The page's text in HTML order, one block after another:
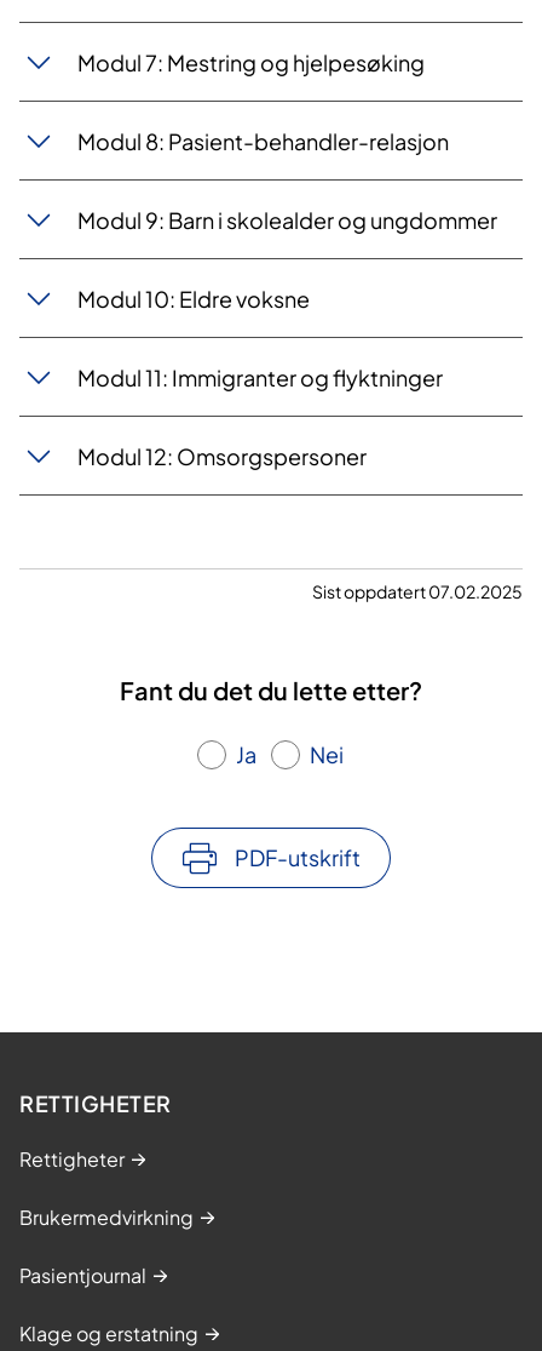
Modul 7: Mestring og hjelpesøking
Modul 8: Pasient-behandler-relasjon
Modul 9: Barn i skolealder og ungdommer
Modul 10: Eldre voksne
Modul 11: Immigranter og flyktninger
Modul 12: Omsorgspersoner
Sist oppdatert 07.02.2025
Fant du det du lette etter?
Ja Nei
PDF-utskrift
RETTIGHETER
Rettigheter
Brukermedvirkning
Pasientjournal
Klage og erstatning